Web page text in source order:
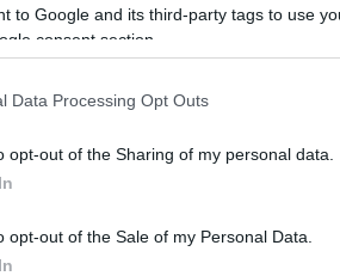
to Google and its third-party tags to use
consent section.
Data Processing Opt Outs
opt-out of the Sharing of my personal data.
opt-out of the Sale of my Personal Data.
un’arte antica
pane lievitato